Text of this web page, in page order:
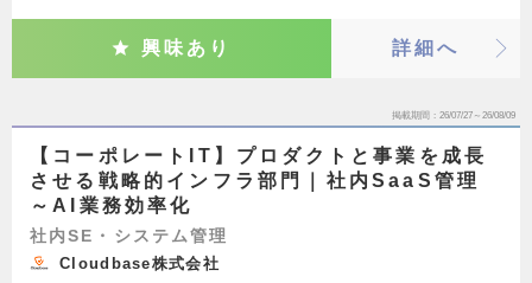
興味あり 詳細へ
掲載期間 26/07/27～26/08/09
【コーポレートIT】プロダクトと事業を成長
させる戦略的インフラ部門｜社内SaaS管理
～AI業務効率化
社内SE・システム管理
Cloudbase株式会社